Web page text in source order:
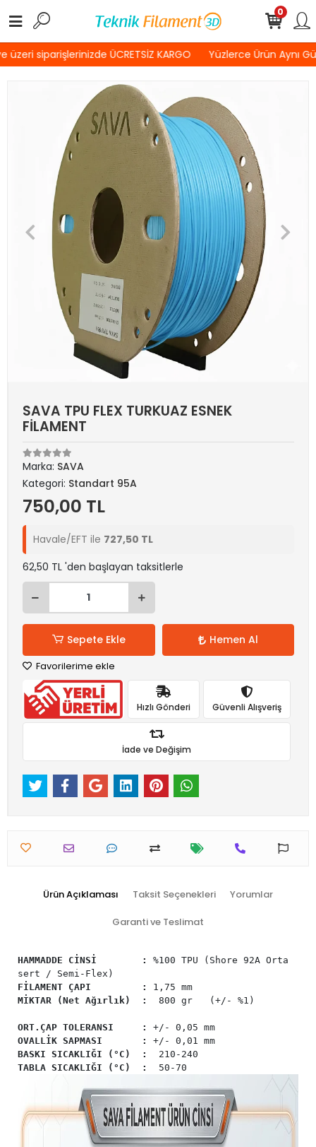
siparişlerinizde ÜCRETSİZ KARGO Yüzlerce Ürün Aynı
0
SAVA TPU FLEX TURKUAZ ESNEK
FİLAMENT
Marka: SAVA
Kategori: Standart 95A
750,00 TL
Havale/EFT ile 727,50 TL
62,50 TL 'den başlayan taksitlerle
Sepete Ekle Hemen Al
Favorilerime ekle
Hızlı Gönderi Güvenli Alışveriş
İade ve Değişim
Ürün Açıklaması Taksit Seçenekleri Yorumlar
Garanti ve Teslimat
HAMMADDE CİNSİ :
%100 TPU (Shore 92A Orta
sert / Semi-Flex)
FİLAMENT ÇAPI :
1,75 mm
MİKTAR (Net Ağırlık) :
800 gr (+/- %1)
ORT.ÇAP TOLERANSI :
+/- 0,05 mm
OVALLİK SAPMASI : +/- 0,01 mm
BASKI SICAKLIĞI (°C)
:
210-240
TABLA SICAKLIĞI (°C)
: 50-70